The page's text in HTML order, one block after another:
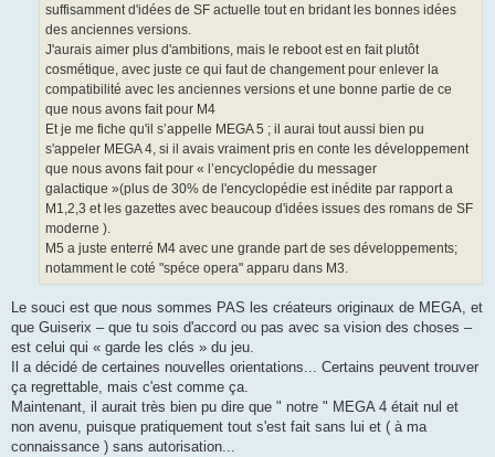
suffisamment d'idées de SF actuelle tout en bridant les bonnes idées
des anciennes versions.
J'aurais aimer plus d'ambitions, mais le reboot est en fait plutôt
cosmétique, avec juste ce qui faut de changement pour enlever la
compatibilité avec les anciennes versions et une bonne partie de ce
que nous avons fait pour M4
Et je me fiche qu'il s’appelle MEGA 5 ; il aurai tout aussi bien pu
s'appeler MEGA 4, si il avais vraiment pris en conte les développement
que nous avons fait pour « l’encyclopédie du messager
galactique »(plus de 30% de l'encyclopédie est inédite par rapport a
M1,2,3 et les gazettes avec beaucoup d'idées issues des romans de SF
moderne ).
M5 a juste enterré M4 avec une grande part de ses développements;
notamment le coté "spéce opera" apparu dans M3.
Le souci est que nous sommes PAS les créateurs originaux de MEGA, et
que Guiserix – que tu sois d'accord ou pas avec sa vision des choses –
est celui qui « garde les clés » du jeu.
Il a décidé de certaines nouvelles orientations... Certains peuvent trouver
ça regrettable, mais c'est comme ça.
Maintenant, il aurait très bien pu dire que " notre " MEGA 4 était nul et
non avenu, puisque pratiquement tout s'est fait sans lui et ( à ma
connaissance ) sans autorisation...